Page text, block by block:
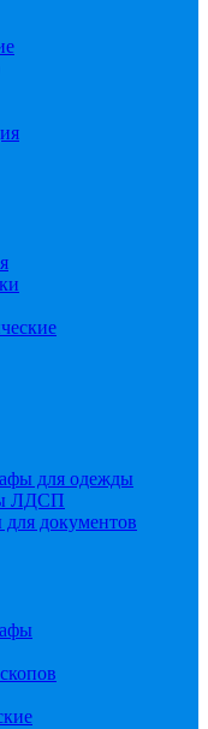
для одежды
ЛДСП
документов